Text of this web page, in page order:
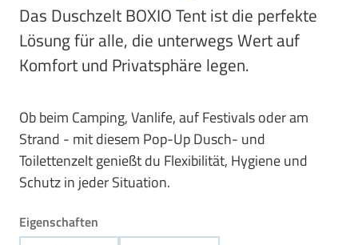
Das Duschzelt BOXIO Tent ist die perfekte
Lösung für alle, die unterwegs Wert auf
Komfort und Privatsphäre legen.
Ob beim Camping, Vanlife, auf Festivals oder am
Strand - mit diesem Pop-Up Dusch- und
Toilettenzelt genießt du Flexibilität, Hygiene und
Schutz in jeder Situation.
Eigenschaften